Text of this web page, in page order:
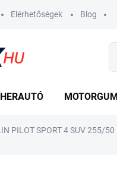
Elérhetőségek Blog
PILOT SPORT 4 SUV 255/